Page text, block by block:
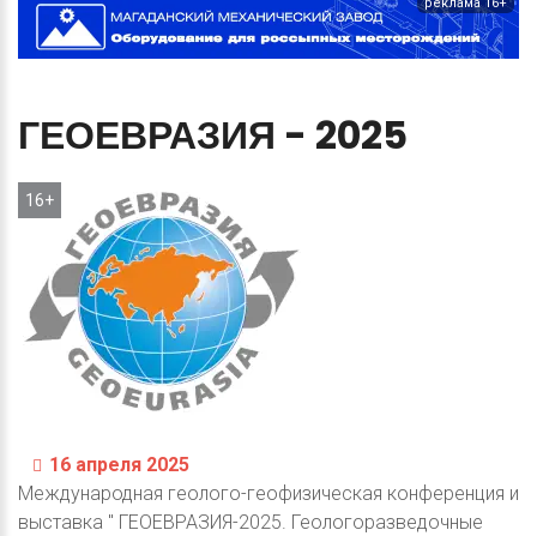
ГЕОЕВРАЗИЯ - 2025
16+
16 апреля 2025
Международная геолого-геофизическая конференция и
выставка " ГЕОЕВРАЗИЯ-2025. Геологоразведочные